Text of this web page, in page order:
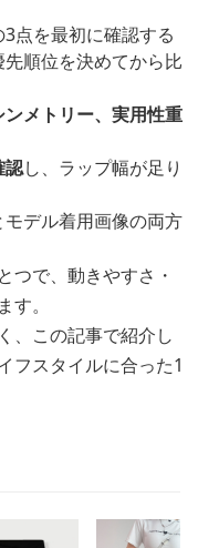
3点を最初に確認する
先順位を決めてから比
メトリー、実用性重
認し、ラップ幅が足り
デル着用画像の両方
つで、動きやすさ・
。
、この記事で紹介し
フスタイルに合った1